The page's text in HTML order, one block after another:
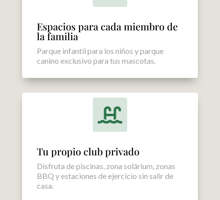
Espacios para cada miembro de
la familia
Parque infantil para los niños y parque
canino exclusivo para tus mascotas.

Tu propio club privado
Disfruta de piscinas, zona solárium, zonas
BBQ y estaciones de ejercicio sin salir de
casa.